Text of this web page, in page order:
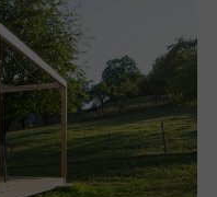
materiálů. Ne
bylo zamýšleno, ale
víc než
i množství
se zde zcela nezdařily,
použit.